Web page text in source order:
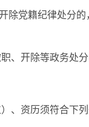
党籍纪律处分的
、开除等政务处
、资历须符合下列